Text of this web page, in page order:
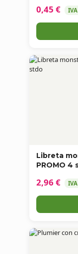
0,45 €
Libreta
PROMO 4
2,96 €